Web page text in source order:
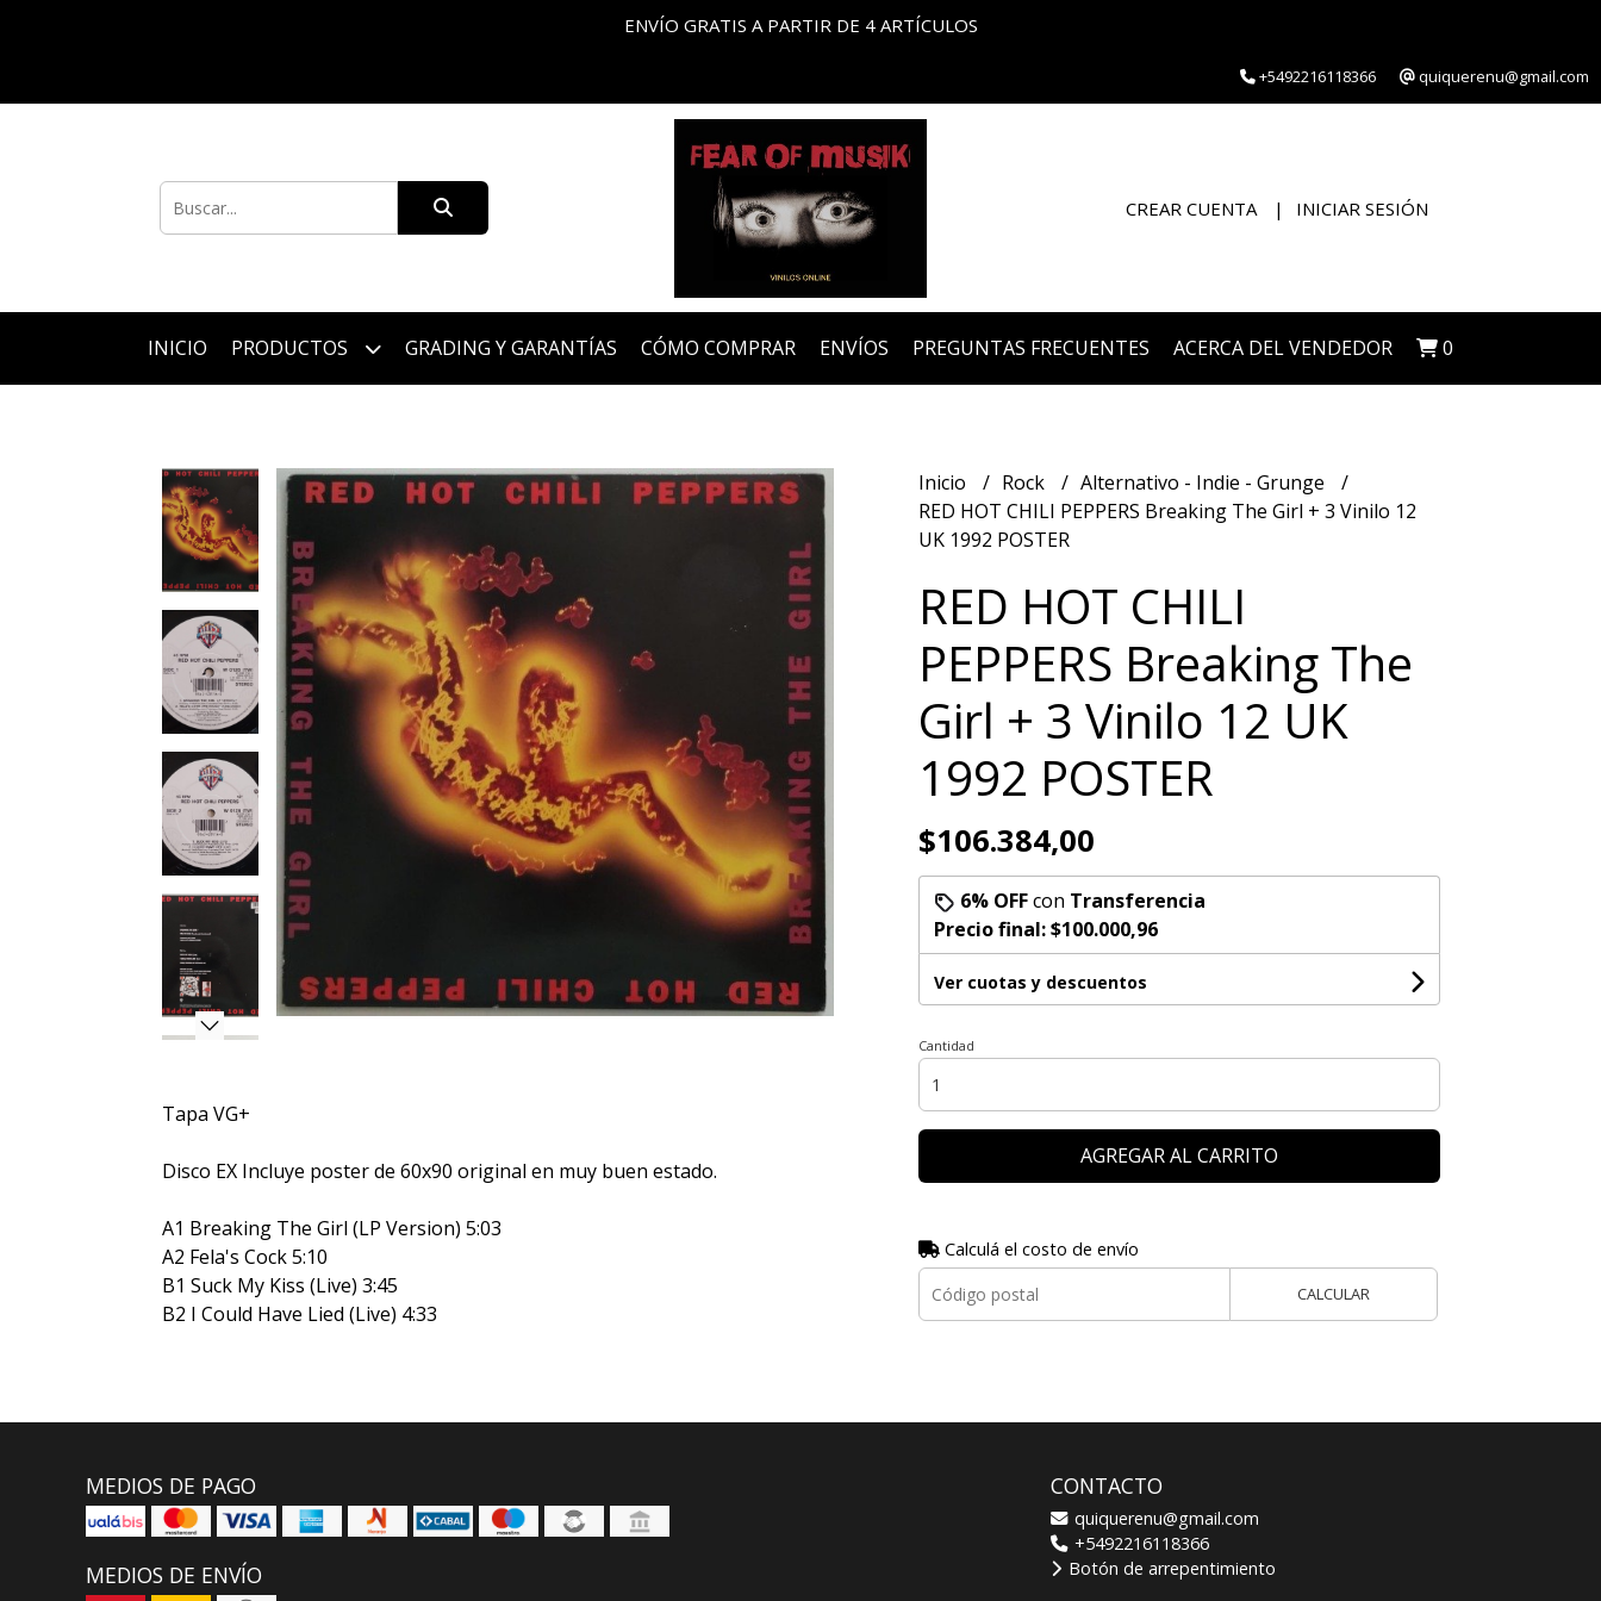
ENVÍO GRATIS A PARTIR DE 4 ARTÍCULOS
+5492216118366 quiquerenu@gmail.com
CREAR CUENTA INICIAR SESIÓN
INICIO PRODUCTOS GRADING Y GARANTÍAS CÓMO COMPRAR ENVÍOS PREGUNTAS FRECUENTES ACERCA DEL VENDEDOR 0
Tapa VG+
Disco EX Incluye poster de 60x90 original en muy buen estado.
A1 Breaking The Girl (LP Version) 5:03
A2 Fela's Cock 5:10
B1 Suck My Kiss (Live) 3:45
B2 I Could Have Lied (Live) 4:33
Inicio Rock
Alternativo - Indie - Grunge
RED HOT CHILI PEPPERS Breaking The Girl + 3 Vinilo 12
UK 1992 POSTER
RED HOT CHILI
PEPPERS Breaking The
Girl + 3 Vinilo 12 UK
1992 POSTER
$106.384,00
6% OFFcon Transferencia
Precio final:$100.000,96
Ver cuotas y descuentos
Cantidad
AGREGAR AL CARRITO
Calculá el costo de envío
CALCULAR
MEDIOS DE PAGO
MEDIOS DE ENVÍO
CONTACTO
quiquerenu@gmail.com
+5492216118366
Botón de arrepentimiento